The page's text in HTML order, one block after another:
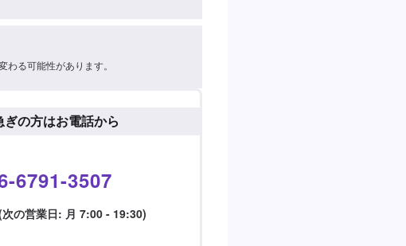
る可能性があります。
ぎの方はお電話から
6791-3507
次の営業日: 月 7:00 - 19:30)